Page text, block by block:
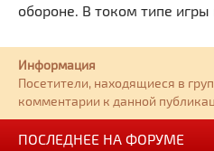
обороне. В током типе
Информация
Посетители, находящиеся в
комментарии к данной
ПОСЛЕДНЕЕ НА ФОРУМЕ